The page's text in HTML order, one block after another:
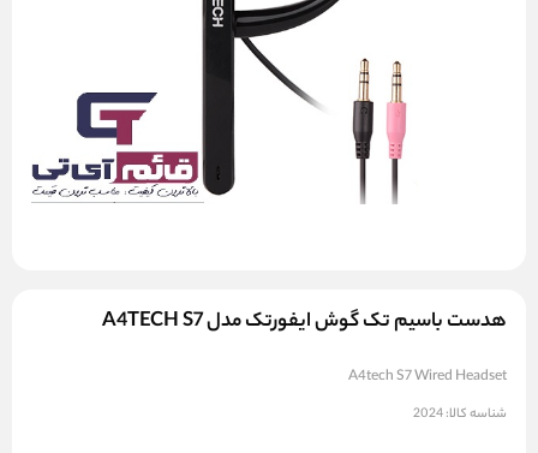
هدست باسیم تک گوش ایفورتک مدل A4TECH S7
A4tech S7 Wired Headset
شناسه کالا:2024